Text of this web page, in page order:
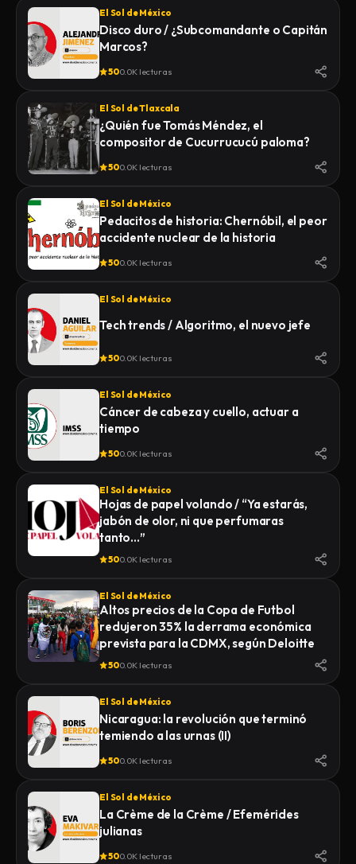
El Sol de México
Disco duro / ¿Subcomandante o Capitán
Marcos?
500.0K lecturas
El Sol de Tlaxcala
¿Quién fue Tomás Méndez, el
compositor de Cucurrucucú paloma?
500.0K lecturas
El Sol de México
Pedacitos de historia: Chernóbil, el peor
accidente nuclear de la historia
500.0K lecturas
El Sol de México
Tech trends / Algoritmo, el nuevo jefe
500.0K lecturas
El Sol de México
Cáncer de cabeza y cuello, actuar a
tiempo
500.0K lecturas
El Sol de México
Hojas de papel volando / “Ya estarás,
jabón de olor, ni que perfumaras
tanto…”
500.0K lecturas
El Sol de México
Altos precios de la Copa de Futbol
redujeron 35% la derrama económica
prevista para la CDMX, según Deloitte
500.0K lecturas
El Sol de México
Nicaragua: la revolución que terminó
temiendo a las urnas (II)
500.0K lecturas
El Sol de México
La Crème de la Crème / Efemérides
julianas
500.0K lecturas